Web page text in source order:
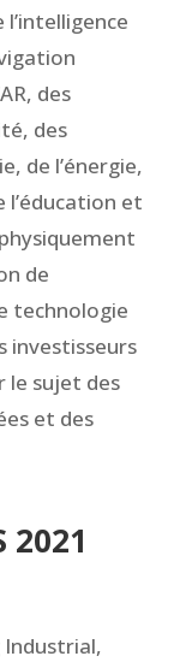
des
des
de l’énergie,
l’éducation et
de
technologie
investisseurs
le sujet des
et des
2021